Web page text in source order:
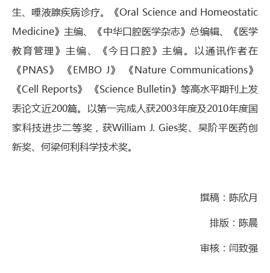
生、唾液腺疾病诊疗。《Oral Science and Homeostatic
Medicine》主编、《中华口腔医学杂志》总编辑、《医学
教育管理》主编、《今日口腔》主编。以通讯作者在
《PNAS》 《EMBO J》 《Nature Communications》
《Cell Reports》 《Science Bulletin》等高水平期刊上发
表论文近200篇。以第一完成人获2003年度及2010年度国
家科技进步二等奖，获William J. Gies奖、吴阶平医药创
新奖、何梁何利科学技术奖。
撰稿：陈欣月
排版：陈晨
审核：闫致强